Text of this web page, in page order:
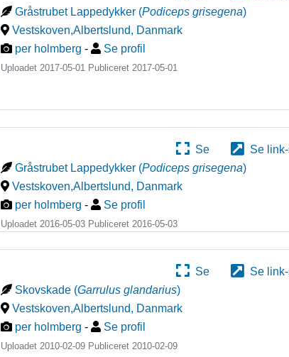
Gråstrubet Lappedykker (Podiceps grisegena)
Vestskoven,Albertslund, Danmark
per holmberg - Se profil
Uploadet 2017-05-01 Publiceret 2017-05-01
Se
Se
Gråstrubet Lappedykker (Podiceps grisegena)
Vestskoven,Albertslund, Danmark
per holmberg - Se profil
Uploadet 2016-05-03 Publiceret 2016-05-03
Se
Se
Skovskade (Garrulus glandarius)
Vestskoven,Albertslund, Danmark
per holmberg - Se profil
Uploadet 2010-02-09 Publiceret 2010-02-09